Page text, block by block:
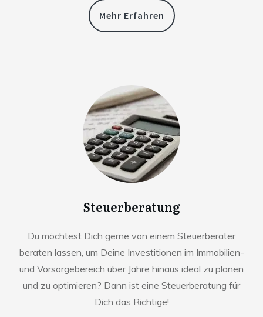
Mehr Erfahren
Steuerberatung
Du möchtest Dich gerne von einem Steuerberater
beraten lassen, um Deine Investitionen im Immobilien-
und Vorsorgebereich über Jahre hinaus ideal zu planen
und zu optimieren? Dann ist eine Steuerberatung für
Dich das Richtige!